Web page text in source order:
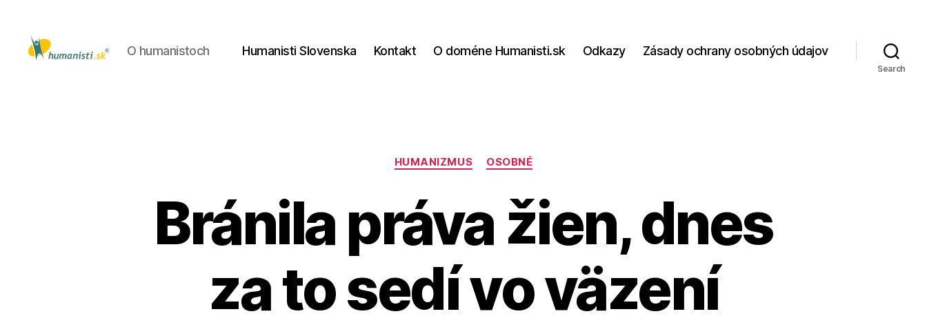
O humanistoch Humanisti Slovenska Kontakt O doméne Humanisti.sk Odkazy Zásady ochrany osobných údajov
Search
Kategórie
HUMANIZMUS OSOBNÉ
Bránila práva žien, dnes
za to sedí vo väzení